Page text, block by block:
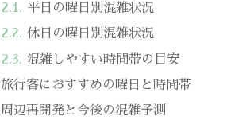
平日の曜日別混雑状況
休日の曜日別混雑状況
混雑しやすい時間帯の目安
旅行客におすすめの曜日と時間帯
周辺再開発と今後の混雑予測